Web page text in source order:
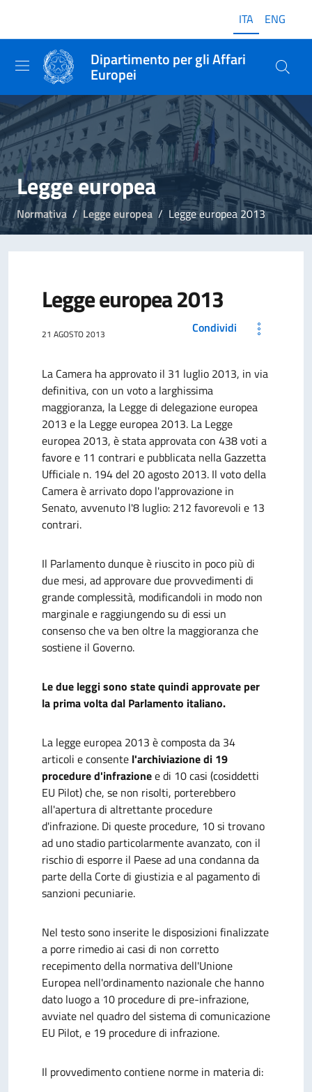
ITA ENG
Dipartimento per gli Affari
Europei
Legge europea
Normativa Legge europea Legge europea 2013
Legge europea 2013
21 AGOSTO 2013 Condividi
La Camera ha approvato il 31 luglio 2013, in via
definitiva, con un voto a larghissima
maggioranza, la Legge di delegazione europea
2013 e la Legge europea 2013. La Legge
europea 2013, è stata approvata con 438 voti a
favore e 11 contrari e pubblicata nella Gazzetta
Ufficiale n. 194 del 20 agosto 2013. Il voto della
Camera è arrivato dopo l'approvazione in
Senato, avvenuto l'8 luglio: 212 favorevoli e 13
contrari.
Il Parlamento dunque è riuscito in poco più di
due mesi, ad approvare due provvedimenti di
grande complessità, modificandoli in modo non
marginale e raggiungendo su di essi un
consenso che va ben oltre la maggioranza che
sostiene il Governo.
Le due leggi sono state quindi approvate per
la prima volta dal Parlamento italiano.
La legge europea 2013 è composta da 34
articoli e consente l'archiviazione di 19
procedure d'infrazionee di 10 casi (cosiddetti
EU Pilot) che, se non risolti, porterebbero
all'apertura di altrettante procedure
d'infrazione. Di queste procedure, 10 si trovano
ad uno stadio particolarmente avanzato, con il
rischio di esporre il Paese ad una condanna da
parte della Corte di giustizia e al pagamento di
sanzioni pecuniarie.
Nel testo sono inserite le disposizioni finalizzate
a porre rimedio ai casi di non corretto
recepimento della normativa dell'Unione
Europea nell'ordinamento nazionale che hanno
dato luogo a 10 procedure di pre-infrazione,
avviate nel quadro del sistema di comunicazione
EU Pilot, e 19 procedure di infrazione.
Il provvedimento contiene norme in materia di: